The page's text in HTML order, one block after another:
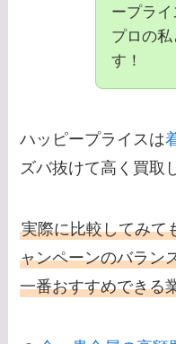
ープライ
プロの
す！
ハッピープライスは
ズバ抜けて高く買取
実際に比較してみて
ャンペーンのバラン
一番おすすめできる